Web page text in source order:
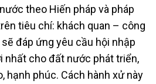
theo Hiến pháp và pháp
tiêu chí: khách quan – công
đáp ứng yêu cầu hội nhập
nhất cho đất nước phát triển,
hạnh phúc. Cách hành xử này